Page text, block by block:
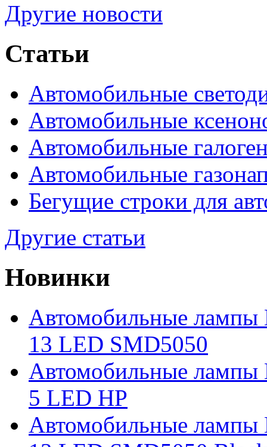
Другие новости
Статьи
Автомобильные
Автомобильные
Автомобильные
Автомобильные
Бегущие строки для
Другие статьи
Новинки
Автомобильные лампы
13 LED SMD5050
Автомобильные лампы
5 LED HP
Автомобильные лампы